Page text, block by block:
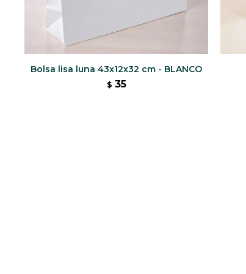
Bolsa lisa luna 43x12x32 cm - BLANCO
$ 35